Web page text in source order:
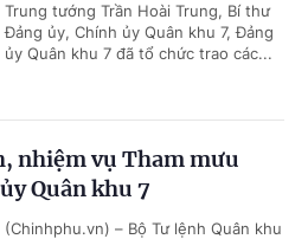
Trung tướng Trần Hoài Trung, Bí thư
Đảng ủy, Chính ủy Quân khu 7, Đảng
ủy Quân khu 7 đã tổ chức trao các...
nhiệm vụ Tham mưu
Quân khu 7
(Chinhphu.vn) – Bộ Tư lệnh Quân khu